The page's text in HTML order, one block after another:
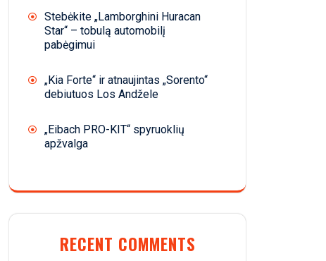
Stebėkite „Lamborghini Huracan
Star“ – tobulą automobilį
pabėgimui
„Kia Forte“ ir atnaujintas „Sorento“
debiutuos Los Andžele
„Eibach PRO-KIT“ spyruoklių
apžvalga
RECENT COMMENTS